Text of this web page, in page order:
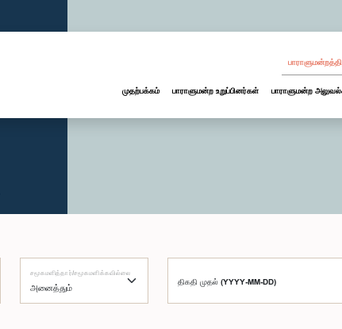
முதற்பக்கம் பாராளுமன்ற உறுப்பினர்கள் பாராளுமன்ற
சமூகமளித்தார்/சமூகமளிக்கவில்லை
திகதி முதல் (YYYY-MM-DD)